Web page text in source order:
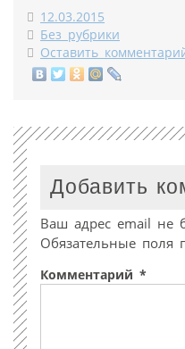
12.03.2015
Без рубрики
Оставить
Добавить
Ваш адрес email не
Обязательные поля
Комментарий *